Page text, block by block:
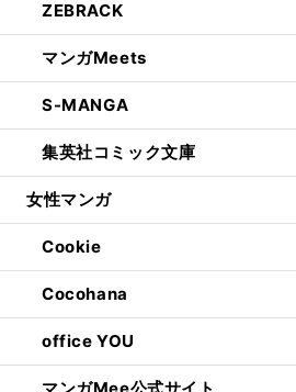
ZEBRACK
マンガMeets
S-MANGA
集英社コミック文庫
女性マンガ
Cookie
Cocohana
office YOU